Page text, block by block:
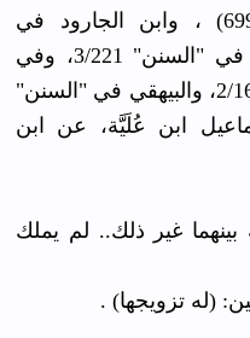
طريقه أخرجه ابنُ راهويه (699) ، وابن الجارود في
"المنتقى" (700) ، والدارقطني في "السنن" 3/221، وفي
"العلل" 5/ورقة 114، والحاكم 2/168، والبيهقي في "السنن"
ابن عُلَيَّة، عن ابن
غير ذلك.. لم يملك
(له تزويجها) .